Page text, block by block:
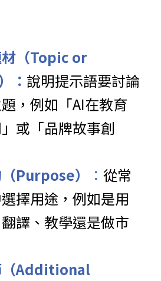
（Topic or
： 說明提示語要討論
，例如「AI在教育
或「品牌故事創
Purpose）
： 從常
擇用途，例如是用
譯、教學還是做市
（Additional